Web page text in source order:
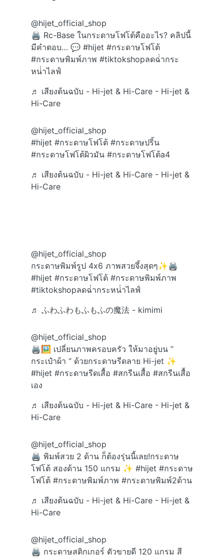
@hijet_official_shop
🖨️ Rc-Base ในกระดาษโฟโต้คืออะไร? คลิปนี้
มีคำตอบ… 💬 #hijet #กระดาษโฟโต้
#กระดาษพิมพ์ภาพ #tiktokshopลดฉ่ํากระ
หน่ําไลฟ์
♬ เสียงต้นฉบับ - Hi-jet & Hi-Care - Hi-jet &
Hi-Care
@hijet_official_shop
#hijet #กระดาษโฟโต้ #กระดาษปริ้น
#กระดาษโฟโต้ผิวมัน #กระดาษโฟโต้a4
♬ เสียงต้นฉบับ - Hi-jet & Hi-Care - Hi-jet &
Hi-Care
@hijet_official_shop
กระดาษพิมพ์รูป 4x6 ภาพสวยจึ้งสุดๆ✨🖨️
#hijet #กระดาษโฟโต้ #กระดาษพิมพ์ภาพ
#tiktokshopลดฉ่ํากระหน่ําไลฟ์
♬ ふわふわもふもふの魔法 - kimimi
@hijet_official_shop
🖨️🖼️ เปลี่ยนภาพครอบครัว ให้มาอยู่บน ”
กระเป๋าผ้า “ ด้วยกระดาษรีดลาย Hi-jet ✨
#hijet #กระดาษรีดเสื้อ #สกรีนเสื้อ #สกรีนเสื้อ
เอง
♬ เสียงต้นฉบับ - Hi-jet & Hi-Care - Hi-jet &
Hi-Care
@hijet_official_shop
🖨️ พิมพ์สวย 2 ด้าน ก็ต้องรุ่นนี้เลย!กระดาษ
โฟโต้ สองด้าน 150 แกรม ✨ #hijet #กระดาษ
โฟโต้ #กระดาษพิมพ์ภาพ #กระดาษพิมพ์2ด้าน
♬ เสียงต้นฉบับ - Hi-jet & Hi-Care - Hi-jet &
Hi-Care
@hijet_official_shop
🖨️ กระดาษสติกเกอร์ ตัวขายดี 120 แกรม สี